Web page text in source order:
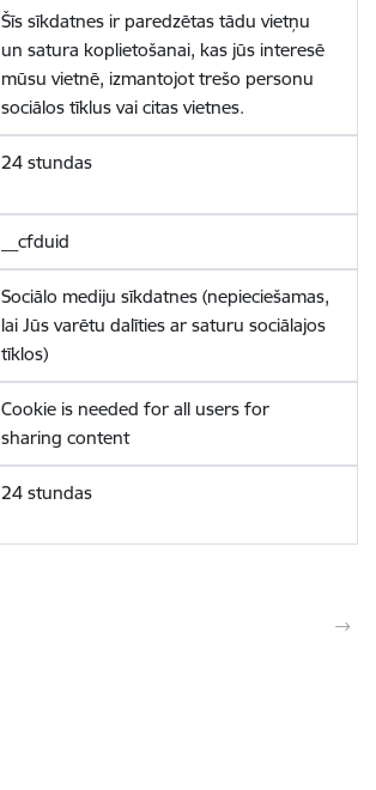
Šīs sīkdatnes ir paredzētas tādu vietņu
un satura koplietošanai, kas jūs interesē
mūsu vietnē, izmantojot trešo personu
sociālos tīklus vai citas vietnes.
24 stundas
__cfduid
Sociālo mediju sīkdatnes (nepieciešamas,
lai Jūs varētu dalīties ar saturu sociālajos
tīklos)
Cookie is needed for all users for
sharing content
24 stundas